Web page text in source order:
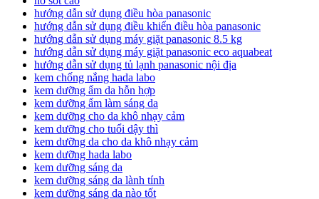
hướng dẫn sử dụng điều hòa panasonic
hướng dẫn sử dụng điều khiển điều hòa panasonic
hướng dẫn sử dụng máy giặt panasonic 8.5 kg
hướng dẫn sử dụng máy giặt panasonic eco aquabeat
hướng dẫn sử dụng tủ lạnh panasonic nội địa
kem chống nắng hada labo
kem dưỡng ẩm da hỗn hợp
kem dưỡng ẩm làm sáng da
kem dưỡng cho da khô nhạy cảm
kem dưỡng cho tuổi dậy thì
kem dưỡng da cho da khô nhạy cảm
kem dưỡng hada labo
kem dưỡng sáng da
kem dưỡng sáng da lành tính
kem dưỡng sáng da nào tốt